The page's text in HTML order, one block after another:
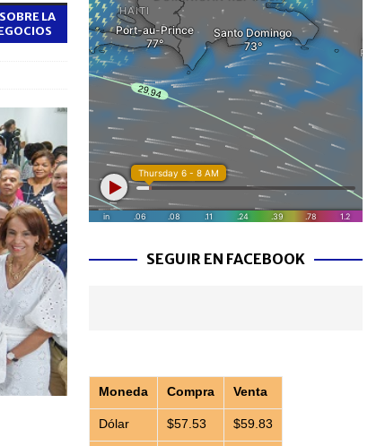
LA
SEGUIR EN FACEBOOK
Moneda Compra Venta
Dólar $57.53 $59.83